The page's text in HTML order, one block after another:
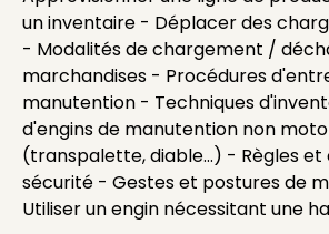
un inventaire - Déplacer des
- Modalités de chargement /
marchandises - Procédures
manutention - Techniques
d'engins de manutention non
(transpalette, diable...) - Règles et
sécurité - Gestes et postures de
Utiliser un engin nécessitant une